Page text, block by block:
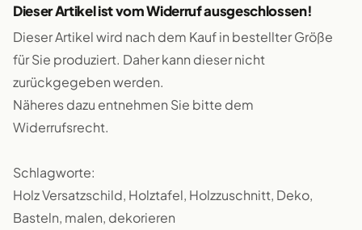
Dieser Artikel ist vom Widerruf ausgeschlossen!
Dieser Artikel wird nach dem Kauf in bestellter Größe
für Sie produziert. Daher kann dieser nicht
zurückgegeben werden.
Näheres dazu entnehmen Sie bitte dem
Widerrufsrecht.
Schlagworte:
Holz Versatzschild, Holztafel, Holzzuschnitt, Deko,
Basteln, malen, dekorieren